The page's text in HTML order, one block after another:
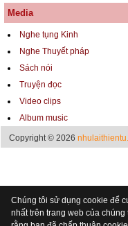
Media
Nghe tụng Kinh
Nghe Thuyết pháp
Sách nói
Truyện đọc
Video clips
Album music
Copyright © 2026
Chúng tôi sử dụng cookie để
nhất trên trang web của